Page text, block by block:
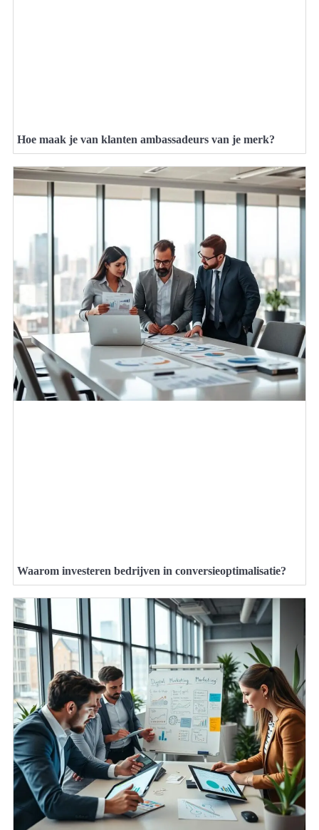
Hoe maak je van klanten ambassadeurs van je merk?
Waarom investeren bedrijven in conversieoptimalisatie?